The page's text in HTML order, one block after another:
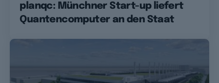
planqc: Münchner Start-up liefert
Quantencomputer an den Staat